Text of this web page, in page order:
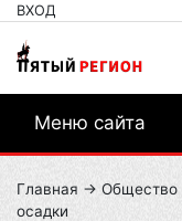
ВХОД
Меню сайта
Главная → Общество
осадки